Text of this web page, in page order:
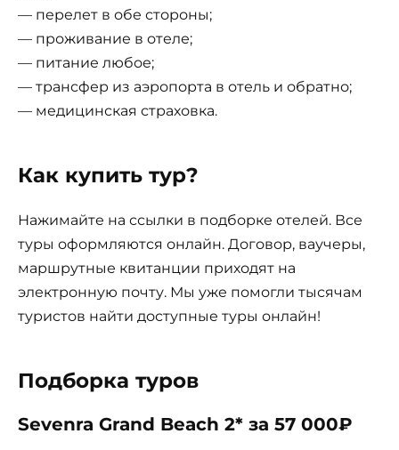
— перелет в обе стороны;
— проживание в отеле;
— питание любое;
— трансфер из аэропорта в отель и обратно;
— медицинская страховка.
Как купить тур?
Нажимайте на ссылки в подборке отелей. Все
туры оформляются онлайн. Договор, ваучеры,
маршрутные квитанции приходят на
электронную почту. Мы уже помогли тысячам
туристов найти доступные туры онлайн!
Подборка туров
Sevenra Grand Beach 2* за 57 000₽